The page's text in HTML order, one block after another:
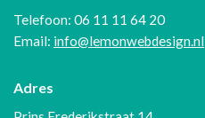
Telefoon: 06 11 11 64 20
Email: info@lemonwebdesign.nl
Adres